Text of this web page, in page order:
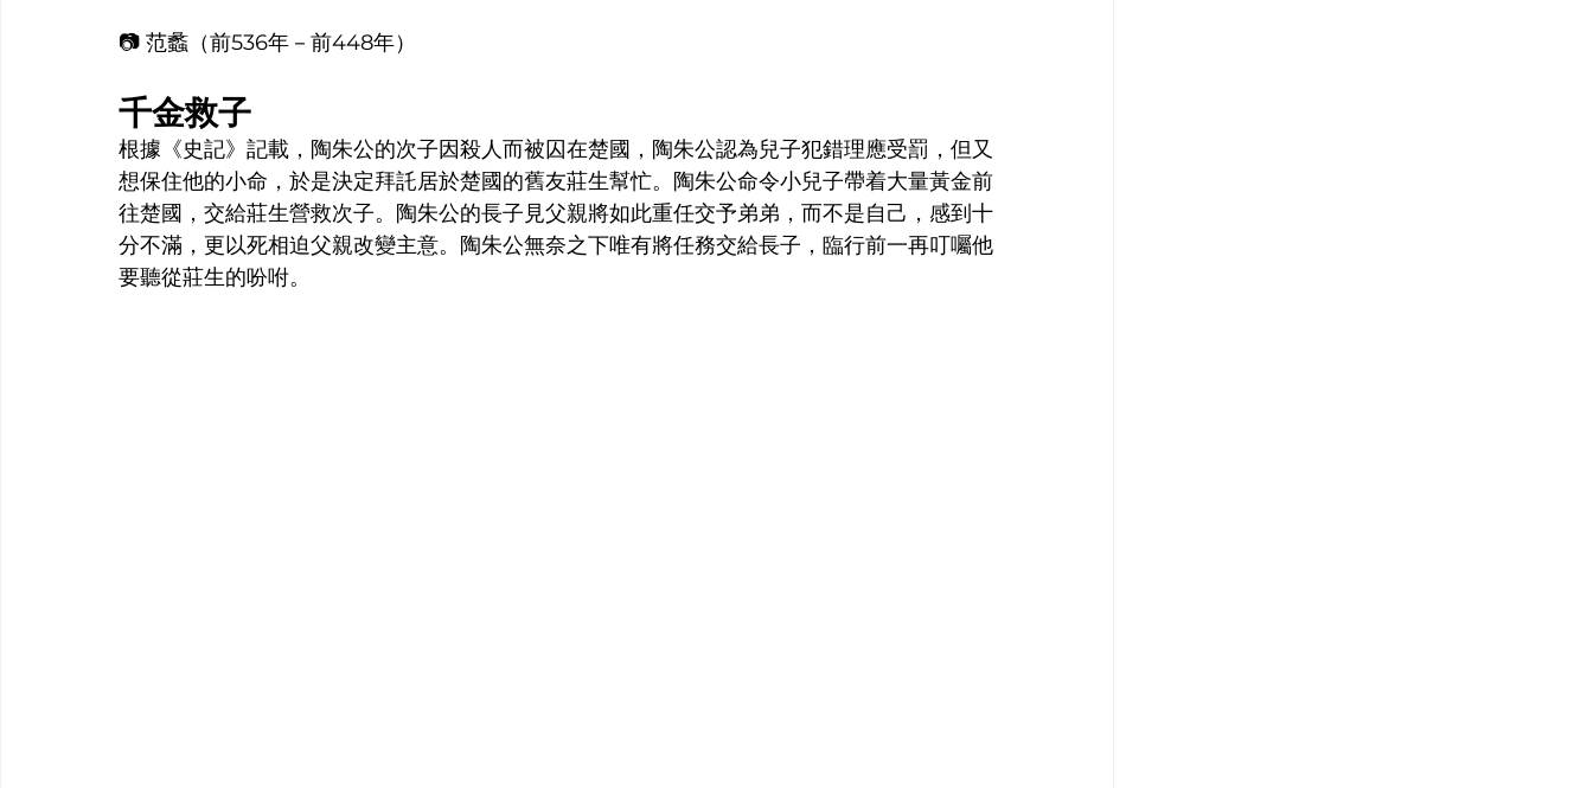
📷 范蠡（前536年－前448年）
千金救子
根據《史記》記載，陶朱公的次子因殺人而被囚在楚國，陶朱公認為兒子犯錯理應受罰，但又
想保住他的小命，於是決定拜託居於楚國的舊友莊生幫忙。陶朱公命令小兒子帶着大量黃金前
往楚國，交給莊生營救次子。陶朱公的長子見父親將如此重任交予弟弟，而不是自己，感到十
分不滿，更以死相迫父親改變主意。陶朱公無奈之下唯有將任務交給長子，臨行前一再叮囑他
要聽從莊生的吩咐。